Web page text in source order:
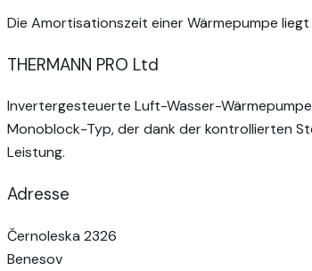
Die Amortisationszeit einer Wärmepumpe
THERMANN PRO Ltd
Invertergesteuerte Luft-Wasser-
Monoblock-Typ, der dank der kontrollierten
Leistung.
Adresse
Černoleska 2326
Benesov